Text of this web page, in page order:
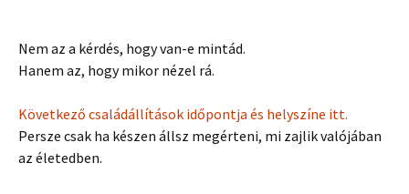
Nem az a kérdés, hogy van-e mintád.
Hanem az, hogy mikor nézel rá.
Következő családállítások időpontja és helyszíne itt.
Persze csak ha készen állsz megérteni, mi zajlik valójában
az életedben.